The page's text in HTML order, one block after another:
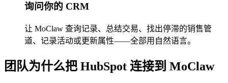
询问你的 CRM
让 MoClaw 查询记录、总结交易、找出停滞的销售管
道、记录活动或更新属性——全部用自然语言。
团队为什么把 HubSpot 连接到 MoClaw